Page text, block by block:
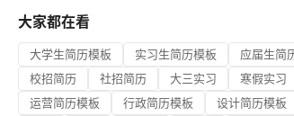
大家都在看
大学生简历模板 实习生简历模板 应届生简
校招简历
社招简历 大三实习 寒假实习
运营简历模板
行政简历模板 设计简历模板